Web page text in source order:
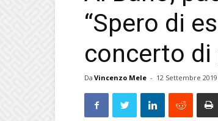
“Spero di
concerto di
Da Vincenzo Mele - 12 Settembre 2019